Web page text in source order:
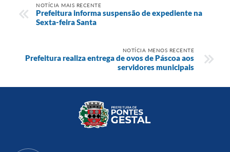
NOTÍCIA MAIS RECENTE
Prefeitura informa suspensão de expediente na
Sexta-feira Santa
NOTÍCIA MENOS RECENTE
Prefeitura realiza entrega de ovos de Páscoa aos
servidores municipais